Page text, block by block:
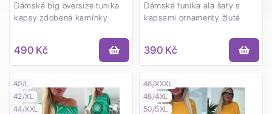
Dámská big oversize tunika
kapsy zdobená kamínky
490 Kč
Dámská tunika ala šaty s
kapsami ornamenty žlutá
390 Kč
40/L
42/XL
44/XXL
46/XXXL
48/4XL
50/5XL